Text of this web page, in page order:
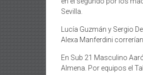
Sevilla.
Lucía Guzmán y Sergio
Alexa Manferdini
En Sub 21 Masculino
Almena. Por equipos el